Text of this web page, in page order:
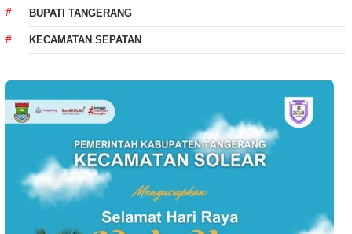
BUPATI TANGERANG
KECAMATAN SEPATAN